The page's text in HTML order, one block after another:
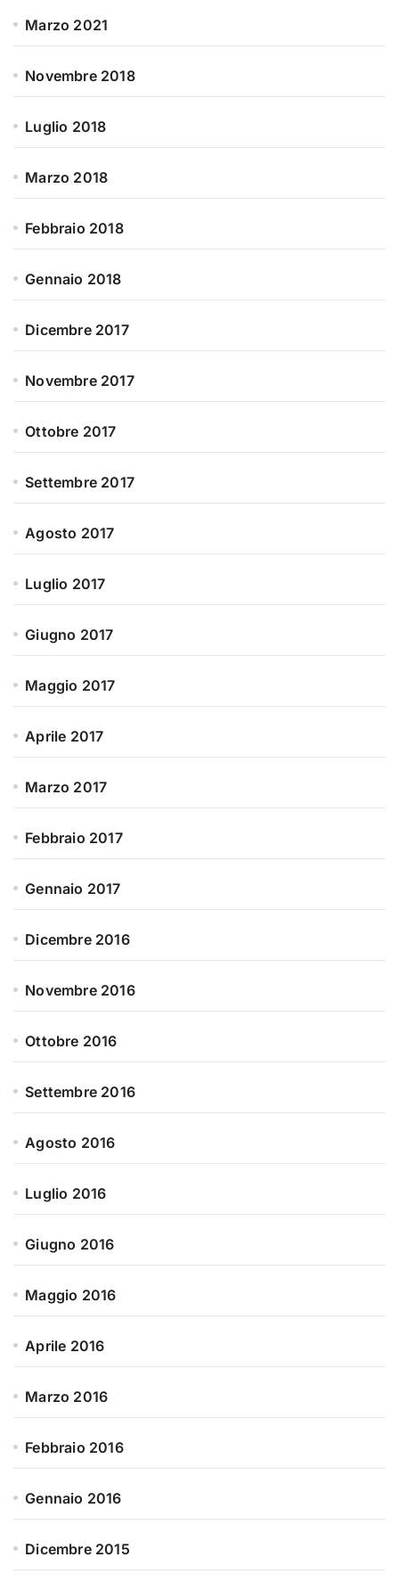
Marzo 2021
Novembre 2018
Luglio 2018
Marzo 2018
Febbraio 2018
Gennaio 2018
Dicembre 2017
Novembre 2017
Ottobre 2017
Settembre 2017
Agosto 2017
Luglio 2017
Giugno 2017
Maggio 2017
Aprile 2017
Marzo 2017
Febbraio 2017
Gennaio 2017
Dicembre 2016
Novembre 2016
Ottobre 2016
Settembre 2016
Agosto 2016
Luglio 2016
Giugno 2016
Maggio 2016
Aprile 2016
Marzo 2016
Febbraio 2016
Gennaio 2016
Dicembre 2015